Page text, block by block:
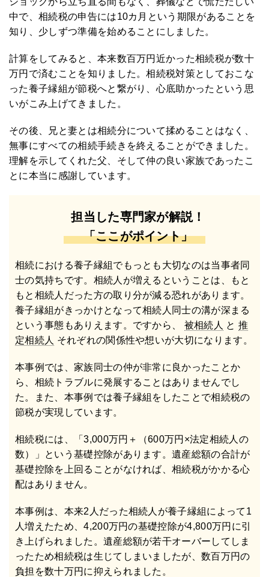
中で、相続税の申告には10カ月という期限があることを
知り、少しずつ準備を始めることにしました。
計算をしてみると、本来数百万円近かった相続税が数十
万円で済むことを知りました。相続税対策としておこな
った養子縁組が節税へと繋がり、心底助かったという思
いがこみ上げてきました。
その後、兄と妻とは相続分について揉めることはなく、
無事にすべての相続手続きを終えることができました。
理解を示してくれた父、そして仲の良い家族であったこ
とに本当に感謝しています。
担当した専門家が解説！
「ここがポイント」
相続における養子縁組でもっとも大切なのは当事者同
士の気持ちです。相続人が増えるということは、もと
もと相続人だった方の取り分が減る恐れがあります。
養子縁組がきっかけとなって相続人同士の溝が深まる
という事態もありえます。ですから、 被相続人 と推
定相続人 それぞれの関係性や想いが大切になります。
本事例では、家族同士の仲が非常に良かったことか
ら、相続トラブルに発展することはありませんでし
た。また、本事例では養子縁組をしたことで相続税の
節税が実現しています。
相続税には、「3,000万円＋（600万円×法定相続人の
数）」という基礎控除があります。遺産総額の合計が
基礎控除を上回ることがなければ、相続税がかかる心
配はありません。
本事例は、本来2人だった相続人が養子縁組によって1
人増えたため、4,200万円の基礎控除が4,800万円に引
き上げられました。遺産総額が若干オーバーしてしま
ったため相続税は生じてしまいましたが、数百万円の
負担を数十万円に抑えられました。